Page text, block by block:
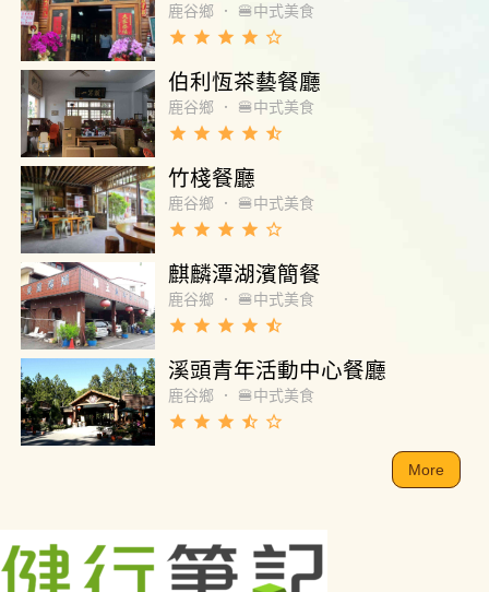
鹿谷鄉 ． 🍔中式美食
grade grade grade grade star_border
伯利恆茶藝餐廳
鹿谷鄉 ． 🍔中式美食
grade grade grade grade star_half
竹棧餐廳
鹿谷鄉 ． 🍔中式美食
grade grade grade grade star_border
麒麟潭湖濱簡餐
鹿谷鄉 ． 🍔中式美食
grade grade grade grade star_half
溪頭青年活動中心餐廳
鹿谷鄉 ． 🍔中式美食
grade grade grade star_half star_border
More